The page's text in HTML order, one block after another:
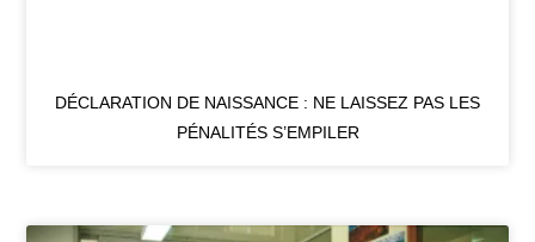
DÉCLARATION DE NAISSANCE : NE LAISSEZ PAS LES
PÉNALITÉS S’EMPILER